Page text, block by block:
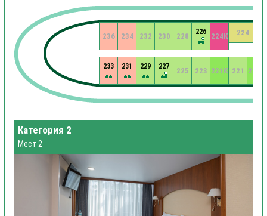
219К
221
221К
223
224
224К
225
226
227
228
229
230
231
232
233
234
236
Категория 2
Мест 2